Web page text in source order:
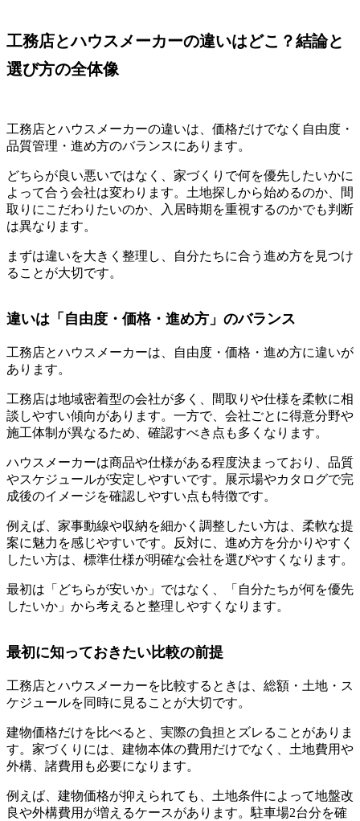
工務店とハウスメーカーの違いはどこ？結論と
選び方の全体像
工務店とハウスメーカーの違いは、価格だけでなく自由度・
品質管理・進め方のバランスにあります。
どちらが良い悪いではなく、家づくりで何を優先したいかに
よって合う会社は変わります。土地探しから始めるのか、間
取りにこだわりたいのか、入居時期を重視するのかでも判断
は異なります。
まずは違いを大きく整理し、自分たちに合う進め方を見つけ
ることが大切です。
違いは「自由度・価格・進め方」のバランス
工務店とハウスメーカーは、自由度・価格・進め方に違いが
あります。
工務店は地域密着型の会社が多く、間取りや仕様を柔軟に相
談しやすい傾向があります。一方で、会社ごとに得意分野や
施工体制が異なるため、確認すべき点も多くなります。
ハウスメーカーは商品や仕様がある程度決まっており、品質
やスケジュールが安定しやすいです。展示場やカタログで完
成後のイメージを確認しやすい点も特徴です。
例えば、家事動線や収納を細かく調整したい方は、柔軟な提
案に魅力を感じやすいです。反対に、進め方を分かりやすく
したい方は、標準仕様が明確な会社を選びやすくなります。
最初は「どちらが安いか」ではなく、「自分たちが何を優先
したいか」から考えると整理しやすくなります。
最初に知っておきたい比較の前提
工務店とハウスメーカーを比較するときは、総額・土地・ス
ケジュールを同時に見ることが大切です。
建物価格だけを比べると、実際の負担とズレることがありま
す。家づくりには、建物本体の費用だけでなく、土地費用や
外構、諸費用も必要になります。
例えば、建物価格が抑えられても、土地条件によって地盤改
良や外構費用が増えるケースがあります。駐車場2台分を確